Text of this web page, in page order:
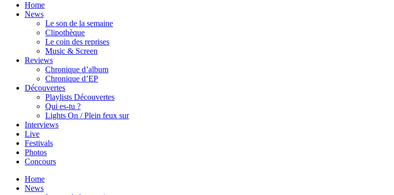
Home
News
Le son de la semaine
Clipothèque
Le coin des reprises
Music & Screen
Reviews
Chronique d’album
Chronique d’EP
Découvertes
Playlists Découvertes
Qui es-tu ?
Lights On / Plein feux sur
Interviews
Live
Festivals
Photos
Concours
Home
News